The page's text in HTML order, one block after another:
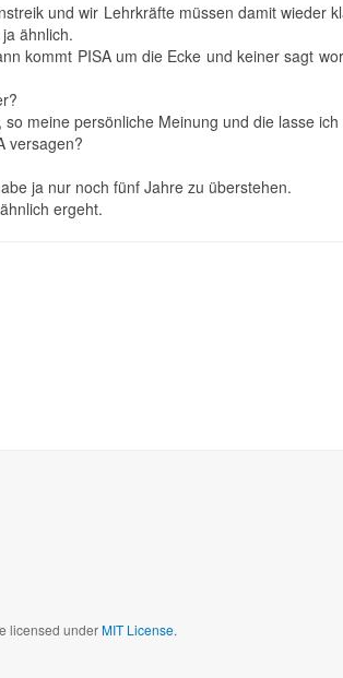
und wir Lehrkräfte müssen damit
ähnlich.
kommt PISA um die Ecke und keiner sagt
meine persönliche Meinung und die lasse
versagen?
ja nur noch fünf Jahre zu überstehen.
ergeht.
kämpfen
licensed underMIT License.